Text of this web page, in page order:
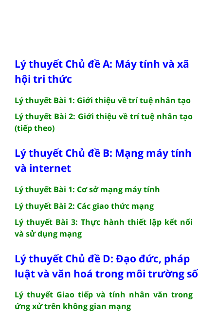
Lý thuyết Chủ đề A: Máy tính và xã
hội tri thức
Lý thuyết Bài 1: Giới thiệu về trí tuệ nhân tạo
Lý thuyết Bài 2: Giới thiệu về trí tuệ nhân tạo
(tiếp theo)
Lý thuyết Chủ đề B: Mạng máy tính
và internet
Lý thuyết Bài 1: Cơ sở mạng máy tính
Lý thuyết Bài 2: Các giao thức mạng
Lý thuyết Bài 3: Thực hành thiết lập kết nối
và sử dụng mạng
Lý thuyết Chủ đề D: Đạo đức, pháp
luật và văn hoá trong môi trường số
Lý thuyết Giao tiếp và tính nhân văn trong
ứng xử trên không gian mạng